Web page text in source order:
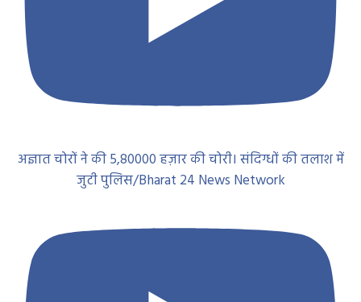
अज्ञात चोरों ने की 5,80000 हज़ार की चोरी। संदिग्धों की तलाश में
जुटी पुलिस/Bharat 24 News Network